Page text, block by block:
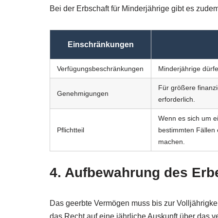
Bei der Erbschaft für Minderjährige gibt es
Einschränkungen
Verfügungsbeschränkungen Minderjährige
Genehmigungen
Für größere
erforderlich.
Pflichtteil
Wenn es sich um
bestimmten Fällen
machen.
4. Aufbewahrung des
Das geerbte Vermögen muss bis zur